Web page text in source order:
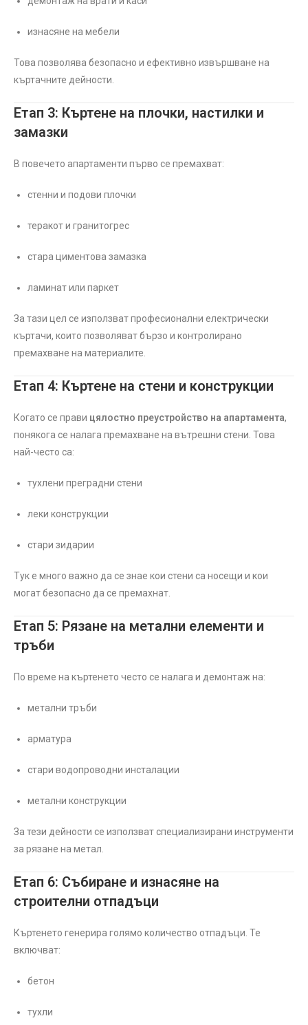
изнасяне на мебели
Това позволява безопасно и ефективно извършване на
къртачните дейности.
Етап 3: Къртене на плочки, настилки и
замазки
В повечето апартаменти първо се премахват:
стенни и подови плочки
теракот и гранитогрес
стара циментова замазка
ламинат или паркет
За тази цел се използват професионални електрически
къртачи, които позволяват бързо и контролирано
премахване на материалите.
Етап 4: Къртене на стени и конструкции
Когато се прави цялостно преустройство на апартамента,
понякога се налага премахване на вътрешни стени. Това
най-често са:
тухлени преградни стени
леки конструкции
стари зидарии
Тук е много важно да се знае кои стени са носещи и кои
могат безопасно да се премахнат.
Етап 5: Рязане на метални елементи и
тръби
По време на къртенето често се налага и демонтаж на:
метални тръби
арматура
стари водопроводни инсталации
метални конструкции
За тези дейности се използват специализирани инструменти
за рязане на метал.
Етап 6: Събиране и изнасяне на
строителни отпадъци
Къртенето генерира голямо количество отпадъци. Те
включват:
бетон
тухли